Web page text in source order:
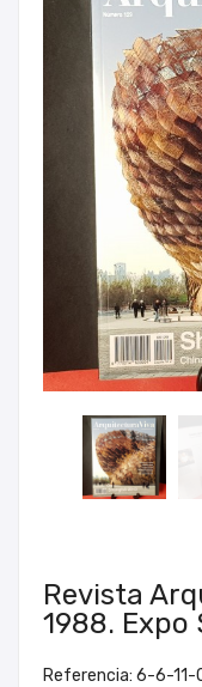
Revista
1988. Expo
Referencia: 6-6-11-